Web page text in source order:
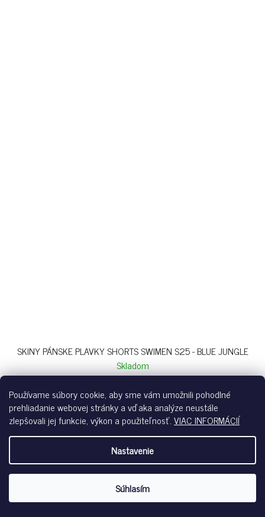
Používame súbory cookie, aby sme vám umožnili pohodlné
prehliadanie webovej stránky a vďaka analýze neustále
zlepšovali jej funkcie, výkon a použiteľnosť.VIAC INFORMÁCIÍ
Nastavenie
Súhlasím
SKINY PÁNSKE PLAVKY SHORTS SWIMEN S25 - BLUE JUNGLE
Skladom
€49,99